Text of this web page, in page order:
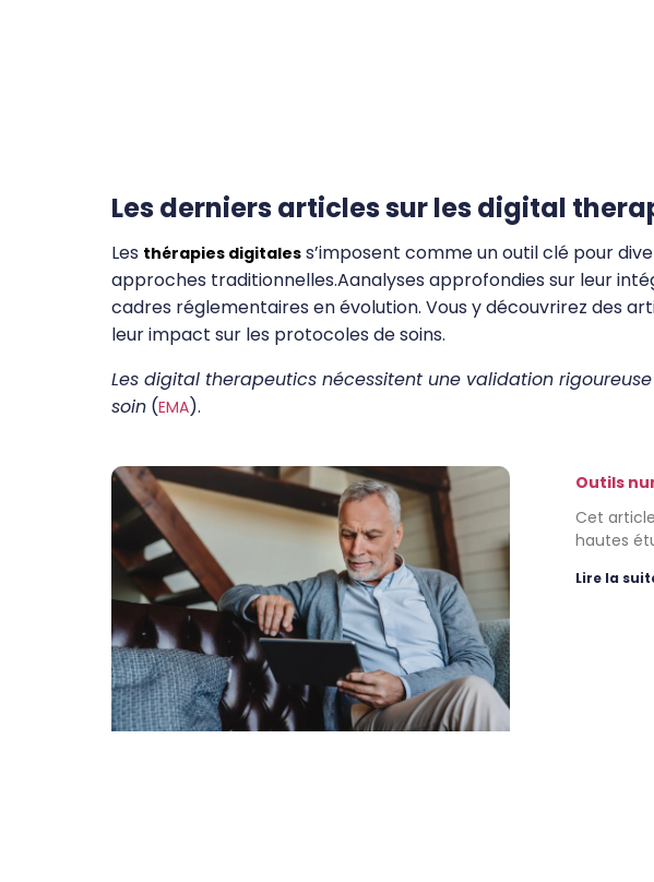
Les derniers articles sur les digital
Les thérapies digitales s’imposent comme un outil clé pour
approches traditionnelles.Aanalyses approfondies sur leur
cadres réglementaires en évolution. Vous y découvrirez des
leur impact sur les protocoles de soins.
Les digital therapeutics nécessitent une validation
soin (EMA).
Outils
Cet
hautes
Lire la